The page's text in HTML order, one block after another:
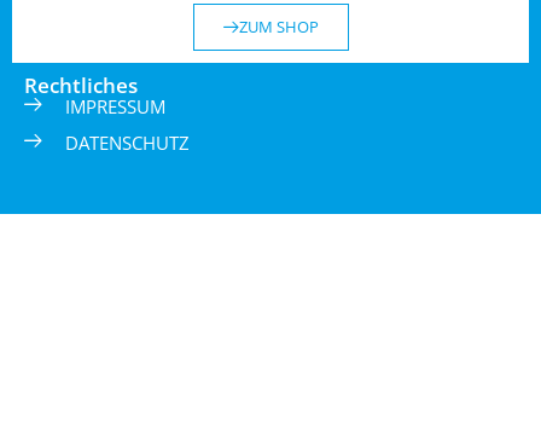
ZUM SHOP
Rechtliches
IMPRESSUM
DATENSCHUTZ